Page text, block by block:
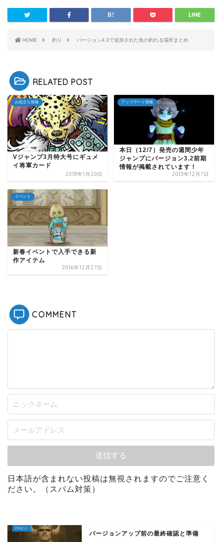
HOME 釣り バージョン4.3で追加された魚の釣れる場所まとめ
RELATED POST
お役立ち情報
Vジャンプ3月特大号にギュメ
イ将軍カード
2018年1月20日
アップデート情報
本日（12/7）発売の週間少年
ジャンプにバージョン3.2前期
情報が掲載されています！
2015年12月7日
イベント
新春イベントで入手できる新
作アイテム
2016年12月27日
COMMENT
日本語が含まれない投稿は無視されますのでご注意く
ださい。（スパム対策）
バージョンアップ前の最終確認と準備